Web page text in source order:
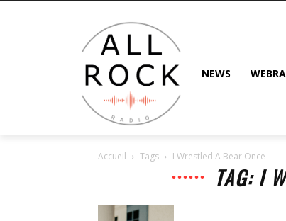
NEWS
Accueil Tags I Wrestled A Bear Once
TAG: I